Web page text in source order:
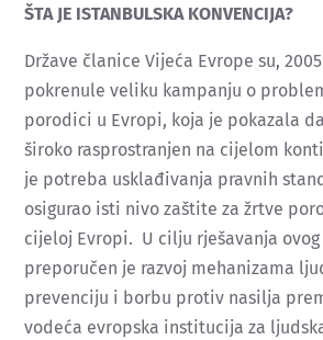
ŠTA JE ISTANBULSKA KONVENCIJA?
Države članice Vijeća Evrope su,
pokrenule veliku kampanju o
porodici u Evropi, koja je pokazala
široko rasprostranjen na cijelom
je potreba usklađivanja pravnih
osigurao isti nivo zaštite za žrtve
cijeloj Evropi. U cilju rješavanja
preporučen je razvoj mehanizama
prevenciju i borbu protiv nasilja
vodeća evropska institucija za